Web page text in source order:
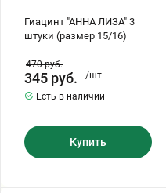
Гиацинт "АННА ЛИЗА" 3
штуки (размер 15/16)
470руб.
345 руб.
/шт.
Есть в наличии
Купить